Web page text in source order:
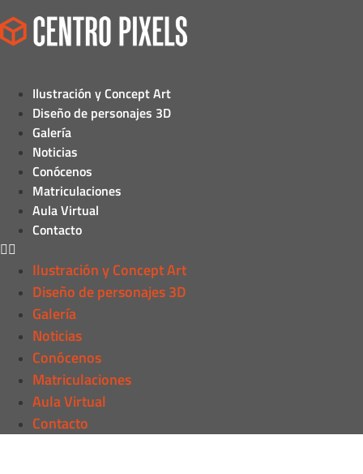
Ilustración y Concept Art
Diseño de personajes 3D
Galería
Noticias
Conócenos
Matriculaciones
Aula Virtual
Contacto
Ilustración y Concept Art
Diseño de personajes 3D
Galería
Noticias
Conócenos
Matriculaciones
Aula Virtual
Contacto